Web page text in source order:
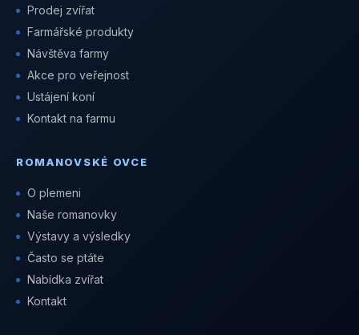
Prodej zvířat
Farmářské produkty
Návštěva farmy
Akce pro veřejnost
Ustájení koní
Kontakt na farmu
ROMANOVSKÉ OVCE
O plemeni
Naše romanovky
Výstavy a výsledky
Často se ptáte
Nabídka zvířat
Kontakt